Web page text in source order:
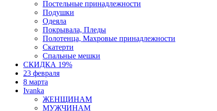
Постельные принадлежности
Подушки
Одеяла
Покрывала, Пледы
Полотенца, Махровые принадлежности
Скатерти
Спальные мешки
СКИДКА 19%
23 февраля
8 марта
Ivanka
ЖЕНЩИНАМ
МУЖЧИНАМ